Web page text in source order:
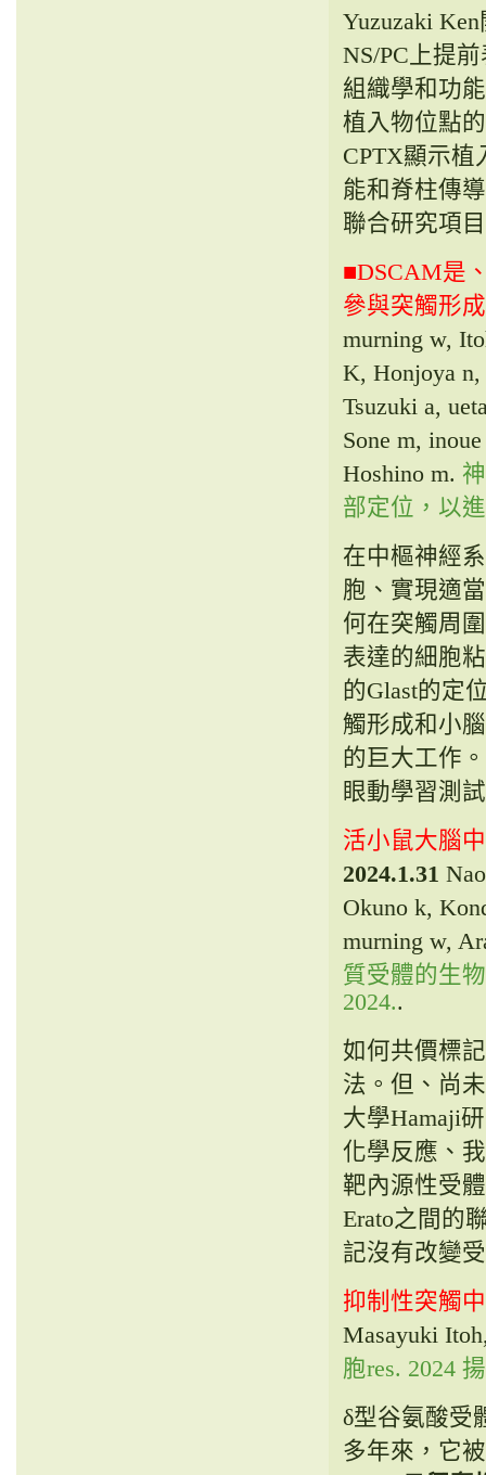
Yuzuzaki
NS/PC上提
組織學和功
植入物位點
CPTX顯示植
能和脊柱傳
聯合研究項
■DSCAM是
參與突觸形
murning w,
K, Honjoya n,
Tsuzuki a,
Sone m,
Hoshino m.
部定位，以
在中樞神經
胞、實現適
何在突觸周
表達的細胞
的Glast的定
觸形成和小
的巨大工作
眼動學習測
活小鼠大腦
2024.1.31
Okuno k,
murning w,
質受體的生
2024..
如何共價標
法。但、尚
大學Hamaji
化學反應、
靶內源性受
Erato之間的
記沒有改變
抑制性突觸
Masayuki
胞res. 2024
δ型谷氨酸受
多年來，它